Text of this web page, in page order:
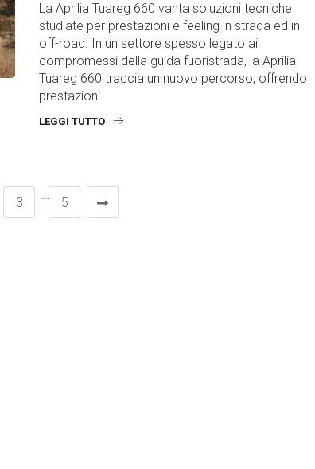
La Aprilia Tuareg 660 vanta soluzioni tecniche
studiate per prestazioni e feeling in strada ed in
off-road. In un settore spesso legato ai
compromessi della guida fuoristrada, la Aprilia
Tuareg 660 traccia un nuovo percorso, offrendo
prestazioni
LEGGI TUTTO
3
…
5